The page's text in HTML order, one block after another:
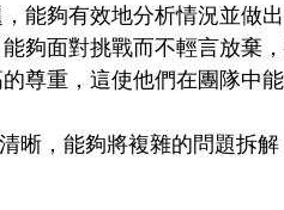
能夠有效地分析情況並做
夠面對挑戰而不輕言放棄，
尊重，這使他們在團隊中
晰，能夠將複雜的問題拆